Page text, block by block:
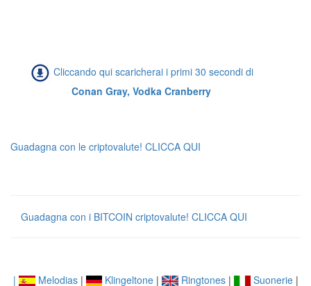
Cliccando qui scaricherai i primi 30 secondi di
Conan Gray, Vodka Cranberry
Guadagna con le criptovalute! CLICCA QUI
Guadagna con i BITCOIN criptovalute! CLICCA QUI
| Melodias| Klingeltone| Ringtones| Suonerie|